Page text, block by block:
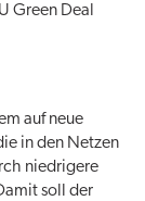
Green Deal
auf neue
in den Netzen
niedrigere
soll der